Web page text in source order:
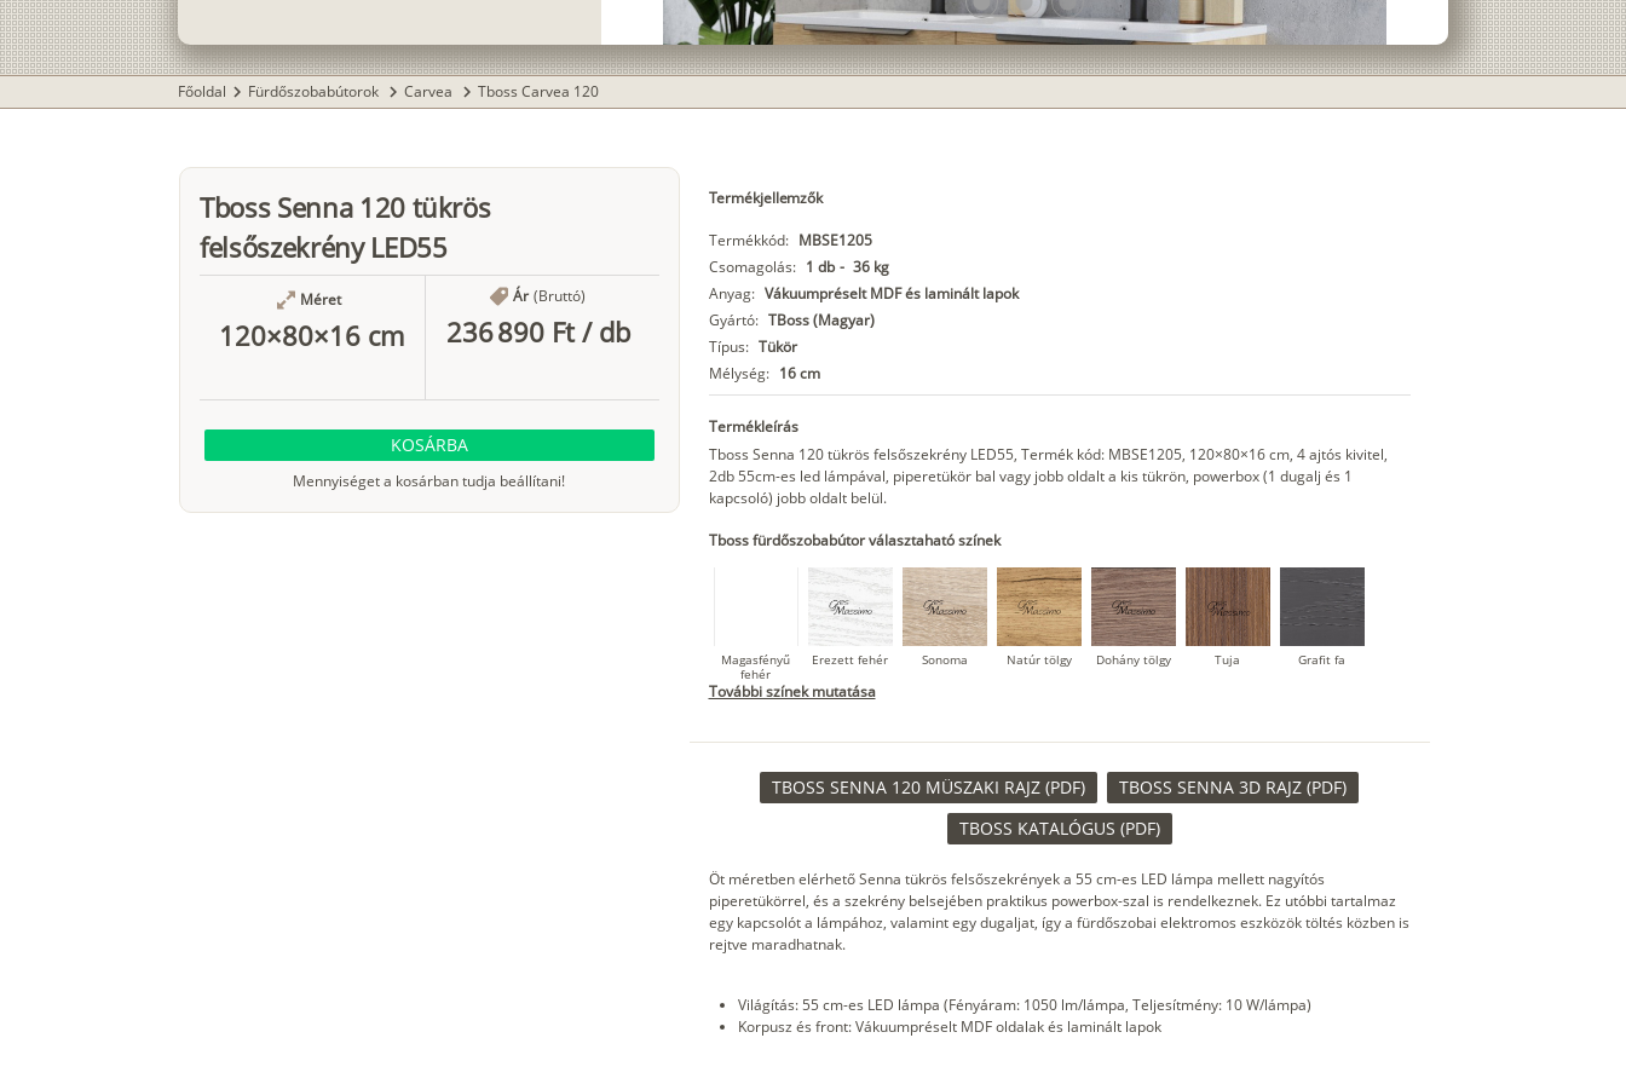
Főoldal chevron_right Fürdőszobabútorok chevron_right Carvea chevron_right Tboss Carvea 120
Tboss Senna 120 tükrös
felsőszekrény LED55
Méret
120×80×16 cm
Ár (Bruttó)
236 890 Ft/ db
KOSÁRBA
Mennyiséget a kosárban tudja beállítani!
Termékjellemzők
Termékkód: MBSE1205
Csomagolás: 1 db - 36 kg
Anyag: Vákuumpréselt MDF és laminált lapok
Gyártó: TBoss (Magyar)
Típus: Tükör
Mélység: 16 cm
Termékleírás
Tboss Senna 120 tükrös felsőszekrény LED55, Termék kód: MBSE1205, 120×80×16 cm, 4 ajtós kivitel,
2db 55cm-es led lámpával, piperetükör bal vagy jobb oldalt a kis tükrön, powerbox (1 dugalj és 1
kapcsoló) jobb oldalt belül.
Tboss fürdőszobabútor választaható színek
Magasfényű
fehér
Erezett fehér Sonoma Natúr tölgy Dohány tölgy Tuja Grafit fa
Loft beton
Szupermatt
fehér
Lágy krém Kasmír Kőszürke Nádzöld Füstös zöld
Matt
indigókék
Antracit Matt fekete
További színek mutatása
TBOSS SENNA 120 MÜSZAKI RAJZ (PDF)
TBOSS SENNA 3D RAJZ (PDF)
TBOSS KATALÓGUS (PDF)
Öt méretben elérhető Senna tükrös felsőszekrények a 55 cm-es LED lámpa mellett nagyítós
piperetükörrel, és a szekrény belsejében praktikus powerbox-szal is rendelkeznek. Ez utóbbi tartalmaz
egy kapcsolót a lámpához, valamint egy dugaljat, így a fürdőszobai elektromos eszközök töltés közben is
rejtve maradhatnak.
Világítás: 55 cm-es LED lámpa (Fényáram: 1050 lm/lámpa, Teljesítmény: 10 W/lámpa)
Korpusz és front: Vákuumpréselt MDF oldalak és laminált lapok